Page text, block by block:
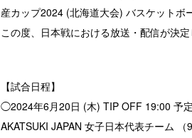
産カップ2024 (北海道大会) バスケットボ
この度、日本戦における放送・配信が決
【試合日程】
◯2024年6月20日 (木) TIP OFF 19:00 予定
AKATSUKI JAPAN 女子日本代表チーム